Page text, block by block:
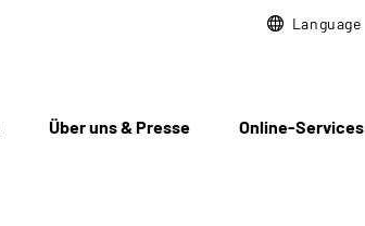
Language
Über uns & Presse Online-Services